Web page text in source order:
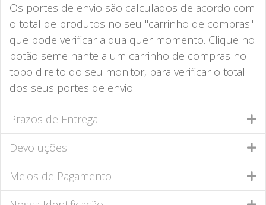
Os portes de envio são calculados de acordo com
o total de produtos no seu "carrinho de compras"
que pode verificar a qualquer momento. Clique no
botão semelhante a um carrinho de compras no
topo direito do seu monitor, para verificar o total
dos seus portes de envio.
Prazos de Entrega
Devoluções
Meios de Pagamento